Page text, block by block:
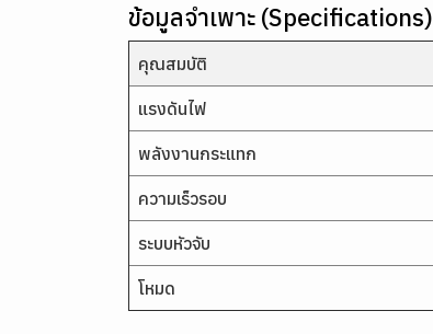
ข้อมูลจำเพาะ (Specifications)
คุณสมบัติ
แรงดันไฟ
พลังงานกระแทก
ความเร็วรอบ
ระบบหัวจับ
โหมด